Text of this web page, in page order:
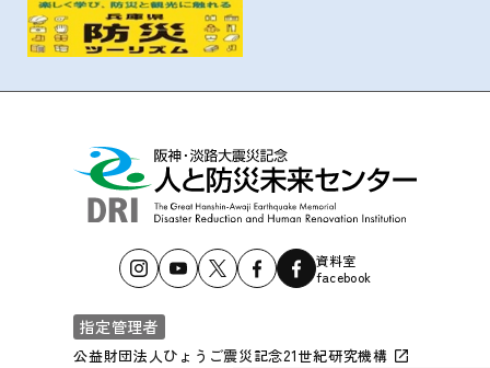
資料室
facebook
指定管理者
公益財団法人ひょうご震災記念21世紀研究機構